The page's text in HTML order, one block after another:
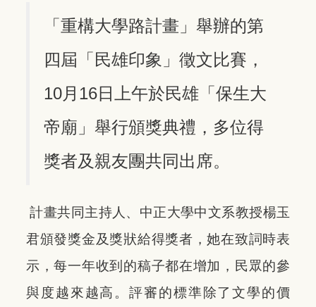
「重構大學路計畫」舉辦的第
四屆「民雄印象」徵文比賽，
10月16日上午於民雄「保生大
帝廟」舉行頒獎典禮，多位得
獎者及親友團共同出席。
計畫共同主持人、中正大學中文系教授楊玉
君頒發獎金及獎狀給得獎者，她在致詞時表
示，每一年收到的稿子都在增加，民眾的參
與度越來越高。評審的標準除了文學的價